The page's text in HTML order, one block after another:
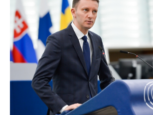
Adaugă aici textul
subtitluAdaugă
textul pentru
subtitluAdaugă
textul pentru
subtitluAdaugă
textul pentru